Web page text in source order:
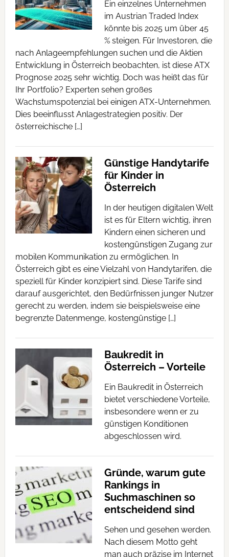
Ein einzelnes Unternehmen
im Austrian Traded Index
könnte bis 2025 um über 45
% steigen. Für Investoren, die
nach Anlageempfehlungen suchen und die Aktien
Entwicklung in Österreich beobachten, ist diese ATX
Prognose 2025 sehr wichtig. Doch was heißt das für
Ihr Portfolio? Experten sehen großes
Wachstumspotenzial bei einigen ATX-Unternehmen.
Dies beeinflusst Anlagestrategien positiv. Der
österreichische […]
Günstige Handytarife
für Kinder in
Österreich
In der heutigen digitalen Welt
ist es für Eltern wichtig, ihren
Kindern einen sicheren und
kostengünstigen Zugang zur
mobilen Kommunikation zu ermöglichen. In
Österreich gibt es eine Vielzahl von Handytarifen, die
speziell für Kinder konzipiert sind. Diese Tarife sind
darauf ausgerichtet, den Bedürfnissen junger Nutzer
gerecht zu werden, indem sie beispielsweise eine
begrenzte Datenmenge, kostengünstige […]
Baukredit in
Österreich – Vorteile
Ein Baukredit in Österreich
bietet verschiedene Vorteile,
insbesondere wenn er zu
günstigen Konditionen
abgeschlossen wird.
Gründe, warum gute
Rankings in
Suchmaschinen so
entscheidend sind
Sehen und gesehen werden.
Nach diesem Motto geht
man auch präzise im Internet